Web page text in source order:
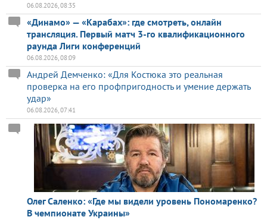
06.08.2026, 08:35
«Динамо» — «Карабах»: где смотреть, онлайн
трансляция. Первый матч 3-го квалификационного
раунда Лиги конференций
06.08.2026, 08:09
Андрей Демченко: «Для Костюка это реальная
проверка на его профпригодность и умение держать
удар»
06.08.2026, 07:41
Олег Саленко: «Где мы видели уровень Пономаренко?
В чемпионате Украины»